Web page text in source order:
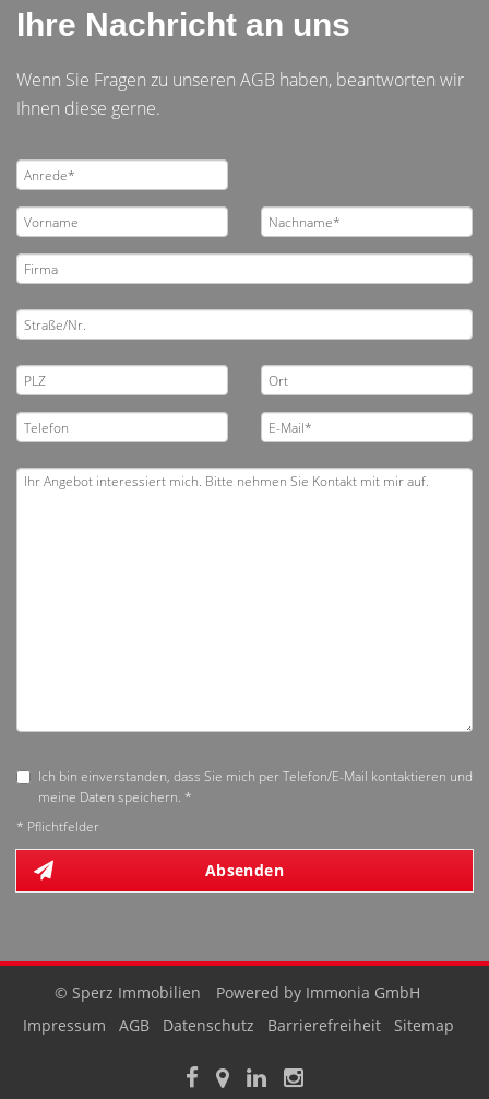
Ihre Nachricht an uns
Wenn Sie Fragen zu unseren AGB haben, beantworten wir
Ihnen diese gerne.
Ich bin einverstanden, dass Sie mich per Telefon/E-Mail kontaktieren und
meine Daten speichern. *
* Pflichtfelder
Absenden
© Sperz Immobilien
Powered by Immonia GmbH
Impressum
AGB Datenschutz Barrierefreiheit Sitemap